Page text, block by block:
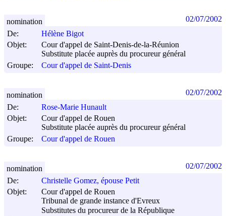
De:
Hélène Bigot
Objet:
Cour d'appel de Saint-Denis-de-la-Réunion
Substitute placée auprès du procureur général
Groupe:
Cour d'appel de Saint-Denis
nomination 02/07/2002
De:
Rose-Marie Hunault
Objet:
Cour d'appel de Rouen
Substitute placée auprès du procureur général
Groupe:
Cour d'appel de Rouen
nomination 02/07/2002
De:
Christelle Gomez, épouse Petit
Objet:
Cour d'appel de Rouen
Tribunal de grande instance d'Evreux
Substitutes du procureur de la République
nomination 02/07/2002